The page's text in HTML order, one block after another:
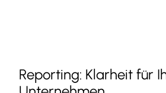
Reporting: Klarheit für